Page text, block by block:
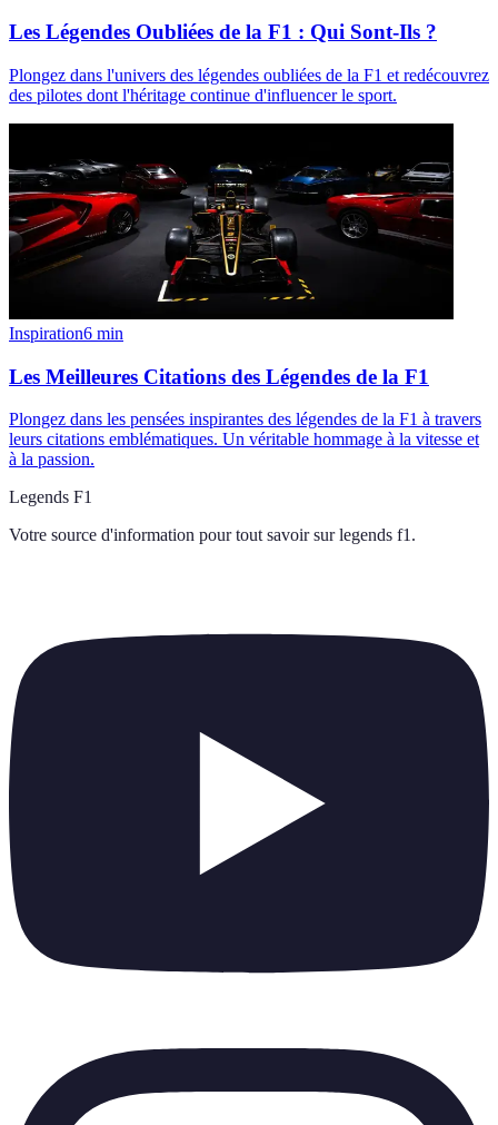
Les Légendes Oubliées de la F1 : Qui Sont-Ils ?
Plongez dans l'univers des légendes oubliées de la F1 et redécouvrez
des pilotes dont l'héritage continue d'influencer le sport.
Inspiration6 min
Les Meilleures Citations des Légendes de la F1
Plongez dans les pensées inspirantes des légendes de la F1 à travers
leurs citations emblématiques. Un véritable hommage à la vitesse et
à la passion.
Legends F1
Votre source d'information pour tout savoir sur legends f1 .